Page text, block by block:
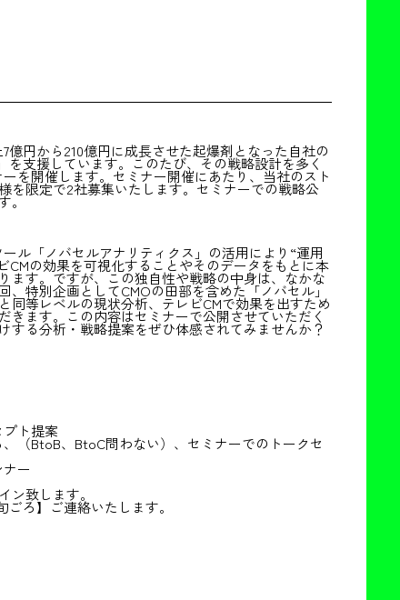
円から210億円に成長させた起爆剤となった自社の
支援しています。このたび、その戦略設計を多く
を開催します。セミナー開催にあたり、当社のスト
を限定で2社募集いたします。セミナーでの戦略公
。
ル「ノバセルアナリティクス」の活用により“運用
の効果を可視化することやそのデータをもとに本
ます。ですが、この独自性や戦略の中身は、なかな
特別企画としてCMOの田部を含めた「ノバセル」
等レベルの現状分析、テレビCMで効果を出すため
ます。この内容はセミナーで公開させていただく
る分析・戦略提案をぜひ体感されてみませんか？
ト提案
（BtoB、BtoC問わない）、セミナーでのトークセ
ー
致します。
ろ】ご連絡いたします。